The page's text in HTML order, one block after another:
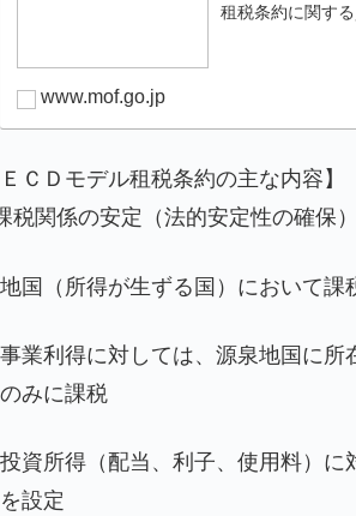
租税条約に関す
www.mof.go.jp
ＥＣＤモデル租税条約の主な内容】
関係の安定（法的安定性の確保
国（所得が生ずる国）において
業利得に対しては、源泉地国に所
みに課税
資所得（配当、利子、使用料）に
設定